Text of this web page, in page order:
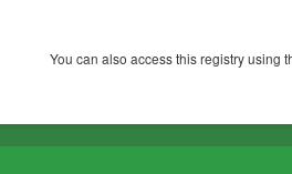
You can also access this registry using